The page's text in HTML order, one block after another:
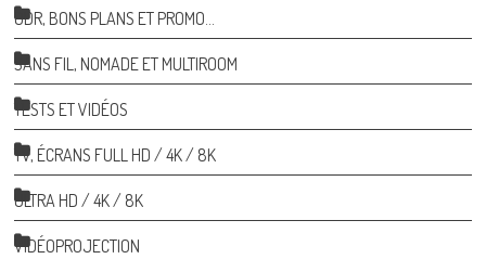
ODR, BONS PLANS ET PROMO…
SANS FIL, NOMADE ET MULTIROOM
TESTS ET VIDÉOS
TV, ÉCRANS FULL HD / 4K / 8K
ULTRA HD / 4K / 8K
VIDÉOPROJECTION